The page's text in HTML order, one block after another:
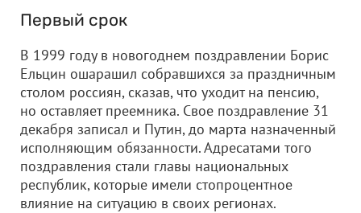
Первый срок
В 1999 году в новогоднем поздравлении Борис
Ельцин ошарашил собравшихся за праздничным
столом россиян, сказав, что уходит на пенсию,
но оставляет преемника. Свое поздравление 31
декабря записал и Путин, до марта назначенный
исполняющим обязанности. Адресатами того
поздравления стали главы национальных
республик, которые имели стопроцентное
влияние на ситуацию в своих регионах.